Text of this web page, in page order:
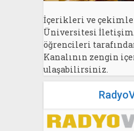
İçerikleri ve
Üniversitesi İletişim
öğrencileri
Kanalının zengin
ulaşabilirsiniz.